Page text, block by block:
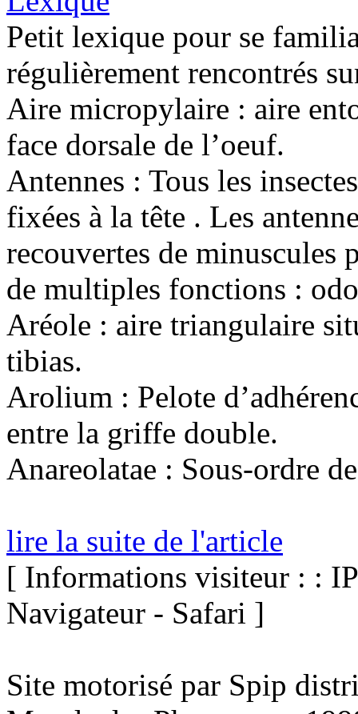
Petit lexique pour se
régulièrement rencontrés
Aire micropylaire : aire
face dorsale de l’oeuf.
Antennes : Tous les
fixées à la tête . Les
recouvertes de minuscules
de multiples fonctions :
Aréole : aire triangulaire
tibias.
Arolium : Pelote
entre la griffe double.
Anareolatae : Sous-ordre
lire la suite de l'article
[ Informations visiteur : :
Navigateur - Safari ]
Site motorisé par Spip